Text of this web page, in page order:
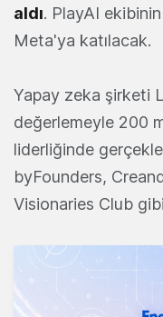
aldı. PlayAI
Meta'ya katılacak.
Yapay zeka şirketi
değerlemeyle 200
liderliğinde
byFounders,
Visionaries Club gibi